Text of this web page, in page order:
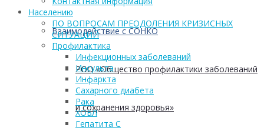
Взаимодействие с СОНКО
РОО «Общество профилактики заболеваний
и сохранения здоровья»
Населению
ПО ВОПРОСАМ ПРЕОДОЛЕНИЯ КРИЗИСНЫХ
СИТУАЦИЙ
Профилактика
Инфекционных заболеваний
Инсульта
Инфаркта
Сахарного диабета
Рака
ХОБЛ
Гепатита С